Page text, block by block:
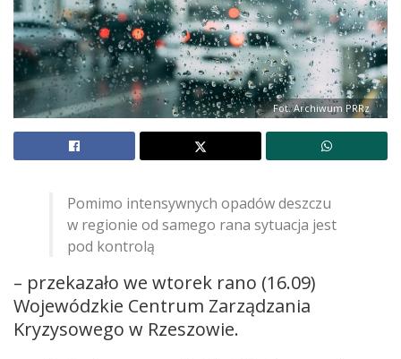
Fot. Archiwum PRRz
Pomimo intensywnych opadów deszczu
w regionie od samego rana sytuacja jest
pod kontrolą
– przekazało we wtorek rano (16.09)
Wojewódzkie Centrum Zarządzania
Kryzysowego w Rzeszowie.